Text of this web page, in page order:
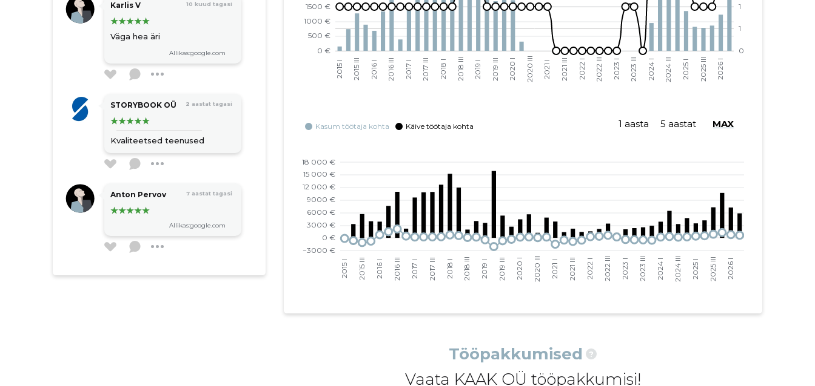
Karlis V 10 kuud tagasi
Väga hea äri
Allikas:google.com
STORYBOOK OÜ 2 aastat tagasi
Kvaliteetsed teenused
Anton Pervov 7 aastat tagasi
Allikas:google.com
2023 IV - - 2891 € -561 €
2023 III
2023 II 2320 € -450 €
2022 II
2022 I
2021 IV -550 €
2021 III - - 2187 € -854 €
- - 1358 € -530 €
2020 IV - 1 4823 € 182 €
1 aasta 5 aastat MAX
Tööpakkumised ?
Vaata KAAK OÜ tööpakkumisi!